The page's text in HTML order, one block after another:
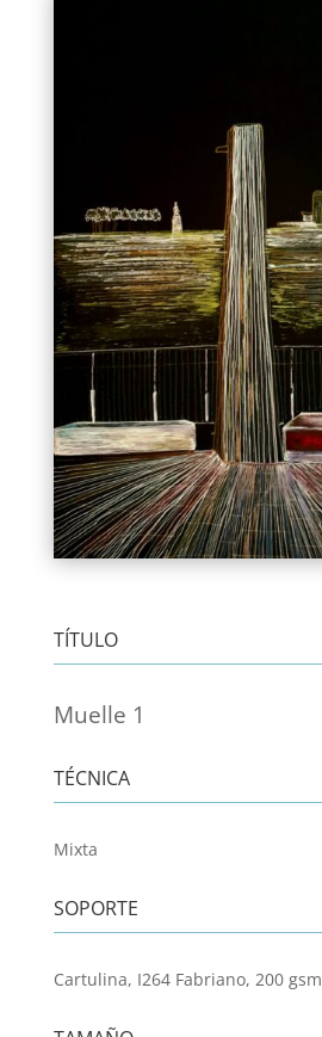
TÍTULO
Muelle 1
TÉCNICA
Mixta
SOPORTE
Cartulina, I264 Fabriano, 200 gsm